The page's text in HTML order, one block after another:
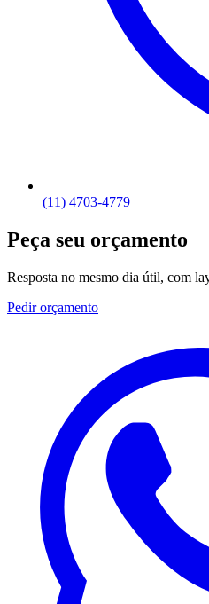
(11) 4703-4779
Peça seu orçamento
Resposta no mesmo dia útil, com
Pedir orçamento